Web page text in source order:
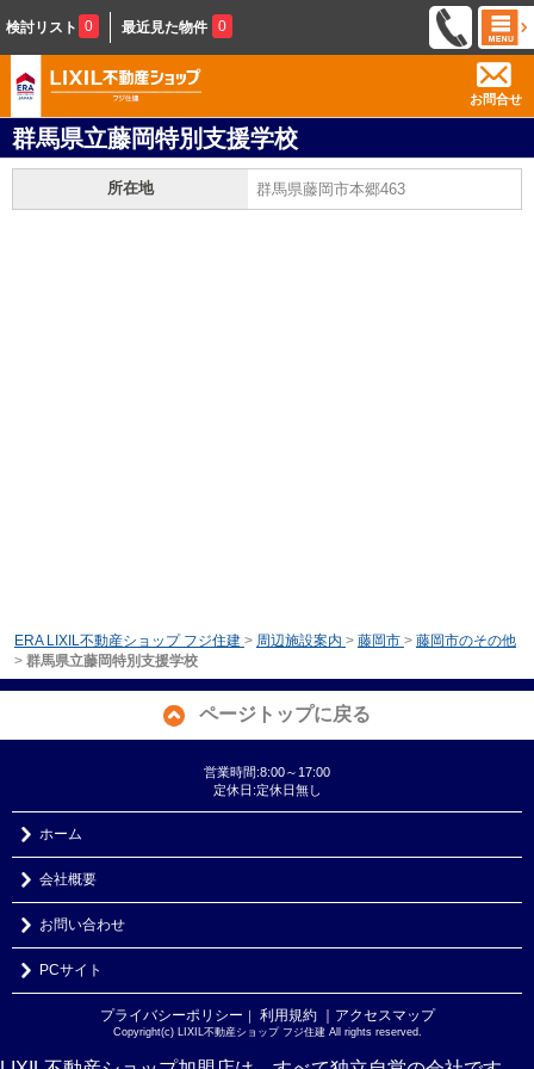
検討リスト 0 最近見た物件 0
お問合せ
群馬県立藤岡特別支援学校
所在地 群馬県藤岡市本郷463
ERA LIXIL不動産ショップ フジ住建 > 周辺施設案内 > 藤岡市 > 藤岡市のその他
> 群馬県立藤岡特別支援学校
ページトップに戻る
営業時間:8:00～17:00
定休日:定休日無し
ホーム
会社概要
お問い合わせ
PCサイト
プライバシーポリシー ｜ 利用規約 ｜アクセスマップ
Copyright(c) LIXIL不動産ショップ フジ住建 All rights reserved.